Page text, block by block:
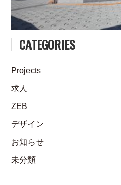
CATEGORIES
Projects
求人
ZEB
デザイン
お知らせ
未分類